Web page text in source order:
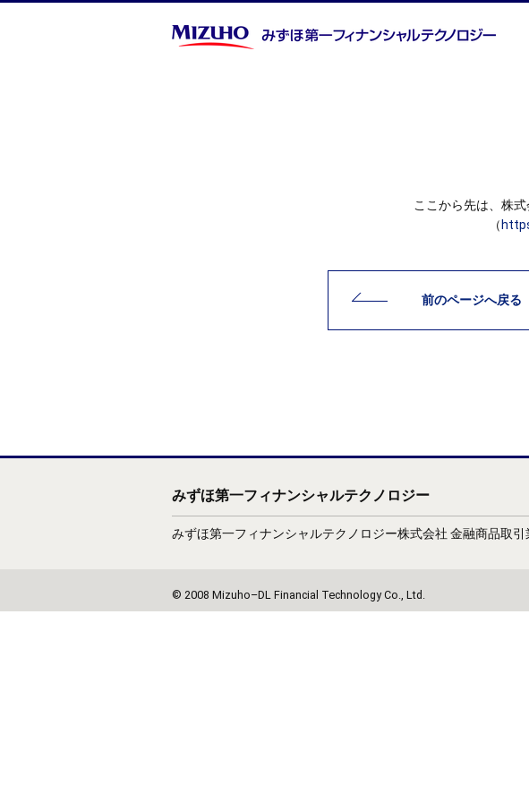
ここから先は、株
（
前のページへ戻る
みずほ第一フィナンシャルテクノロジー
みずほ第一フィナンシャルテクノロジー株式会社 金融商品取
© 2008 Mizuho–DL Financial Technology Co., Ltd.